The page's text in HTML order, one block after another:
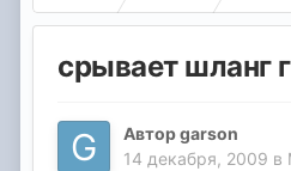
срывает шланг
Авторgarson
14 декабря, 2009 в